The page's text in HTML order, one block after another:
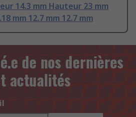
14.3 mm Hauteur 23 mm
mm 12.7 mm 12.7 mm
de nos dernières
actualités